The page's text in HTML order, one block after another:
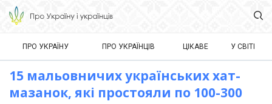
ПРО УКРАЇНУ ПРО УКРАЇНЦІВ ЦІКАВЕ У СВІТІ
15 мальовничих українських хат-
мазанок, які простояли по 100-300